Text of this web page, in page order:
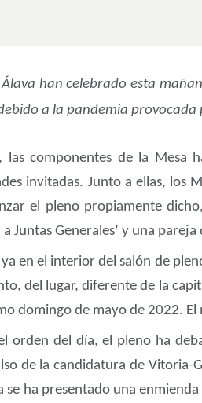
Álava han celebrado esta
a la pandemia provocada
componentes de la Mesa
invitadas. Junto a ellas, los
el pleno propiamente
Juntas Generales’ y una
en el interior del salón de
del lugar, diferente de la
domingo de mayo de 2022.
orden del día, el pleno ha
de la candidatura de Vitoria-
se ha presentado una